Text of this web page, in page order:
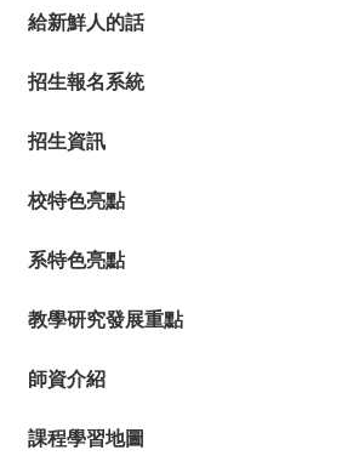
給新鮮人的話
招生報名系統
招生資訊
校特色亮點
系特色亮點
教學研究發展重點
師資介紹
課程學習地圖